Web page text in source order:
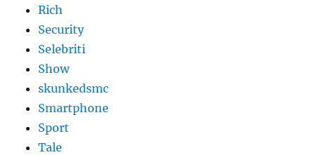
Rich
Security
Selebriti
Show
skunkedsmc
Smartphone
Sport
Tale